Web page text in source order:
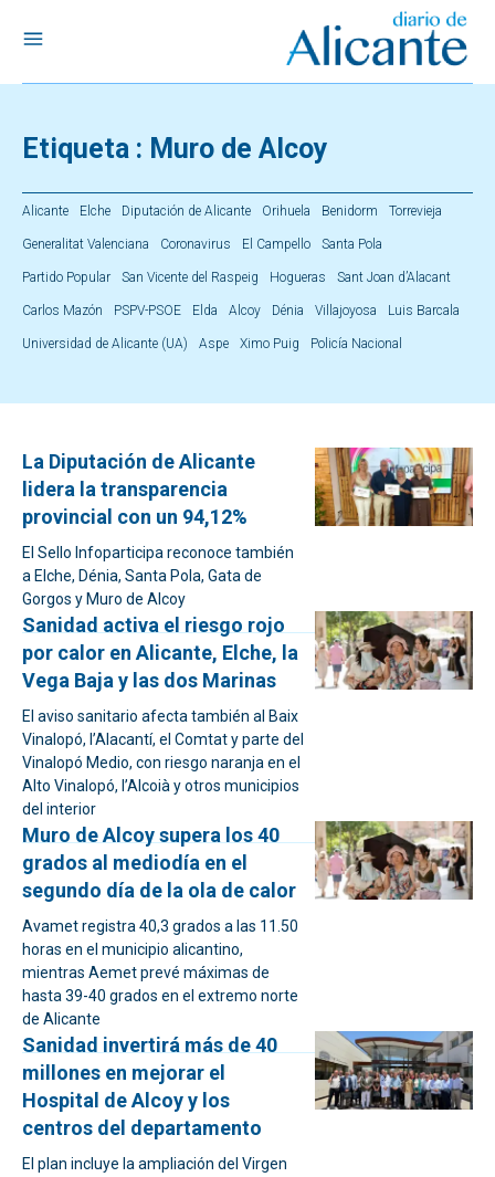
Etiqueta : Muro de Alcoy
Alicante Elche Diputación de Alicante Orihuela Benidorm Torrevieja
Generalitat Valenciana Coronavirus El Campello Santa Pola
Partido Popular San Vicente del Raspeig Hogueras Sant Joan d’Alacant
Carlos Mazón PSPV-PSOE Elda Alcoy Dénia Villajoyosa Luis Barcala
Universidad de Alicante (UA) Aspe Ximo Puig Policía Nacional
La Diputación de Alicante
lidera la transparencia
provincial con un 94,12%
El Sello Infoparticipa reconoce también
a Elche, Dénia, Santa Pola, Gata de
Gorgos y Muro de Alcoy
Sanidad activa el riesgo rojo
por calor en Alicante, Elche, la
Vega Baja y las dos Marinas
El aviso sanitario afecta también al Baix
Vinalopó, l’Alacantí, el Comtat y parte del
Vinalopó Medio, con riesgo naranja en el
Alto Vinalopó, l’Alcoià y otros municipios
del interior
Muro de Alcoy supera los 40
grados al mediodía en el
segundo día de la ola de calor
Avamet registra 40,3 grados a las 11.50
horas en el municipio alicantino,
mientras Aemet prevé máximas de
hasta 39-40 grados en el extremo norte
de Alicante
Sanidad invertirá más de 40
millones en mejorar el
Hospital de Alcoy y los
centros del departamento
El plan incluye la ampliación del Virgen